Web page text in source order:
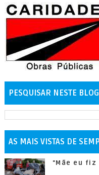
PESQUISAR NESTE
AS MAIS VISTAS DE
"Mãe eu fiz